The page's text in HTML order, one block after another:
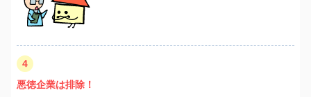
4
悪徳企業は排除！